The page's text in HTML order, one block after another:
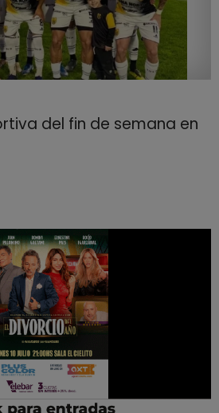
del fin de semana en